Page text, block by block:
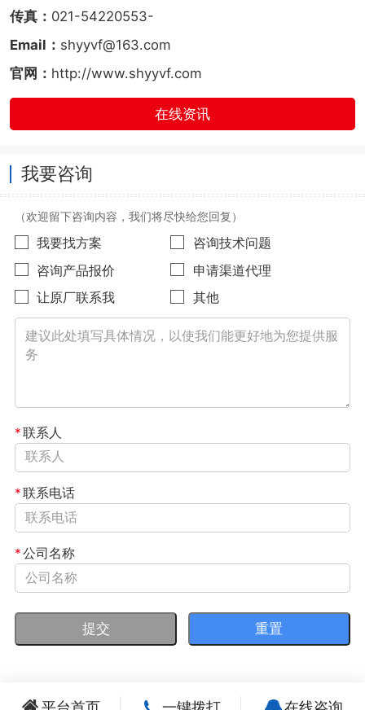
传真： 021-54220553-
Email： shyyvf@163.com
官网： http://www.shyyvf.com
在线资讯
我要咨询
（欢迎留下咨询内容，我们将尽快给您回复）
我要找方案
咨询技术问题
咨询产品报价
申请渠道代理
让原厂联系我
其他
*联系人
*联系电话
*公司名称